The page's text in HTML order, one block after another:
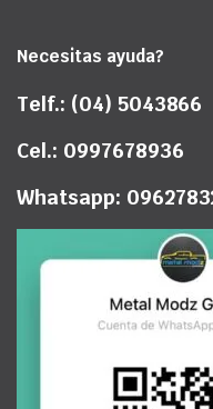
Necesitas ayuda?
Telf.: (04) 5043866
Cel.: 0997678936
Whatsapp: